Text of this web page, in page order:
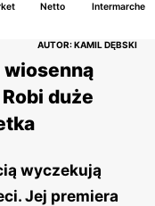
Netto Intermarche
AUTOR: KAMIL DĘBSKI
wiosenną
duże
wyczekują
Jej premiera